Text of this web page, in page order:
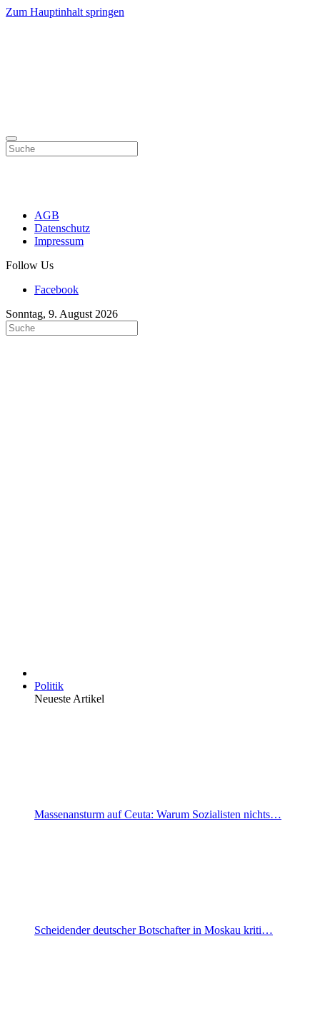
Zum Hauptinhalt springen
AGB
Datenschutz
Impressum
Follow Us
Facebook
Sonntag, 9. August 2026
Politik
Neueste Artikel
Massenansturm auf Ceuta: Warum Sozialisten nichts…
Scheidender deutscher Botschafter in Moskau kriti…